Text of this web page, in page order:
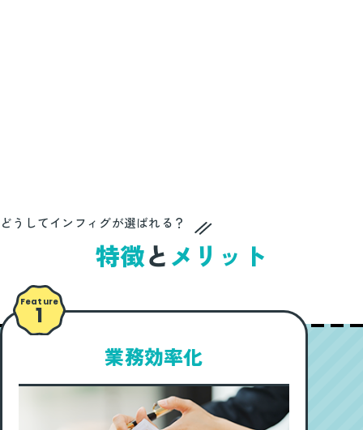
どうしてインフィグが選ばれる？
特徴とメリット
Feature
1
業務効率化